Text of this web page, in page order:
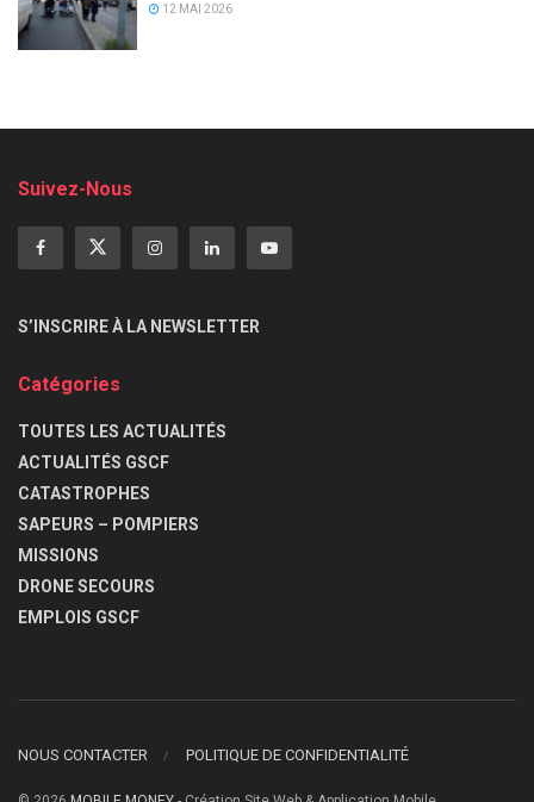
12 MAI 2026
Suivez-Nous
S’INSCRIRE À LA NEWSLETTER
Catégories
TOUTES LES ACTUALITÉS
ACTUALITÉS GSCF
CATASTROPHES
SAPEURS – POMPIERS
MISSIONS
DRONE SECOURS
EMPLOIS GSCF
NOUS CONTACTER POLITIQUE DE CONFIDENTIALITÉ